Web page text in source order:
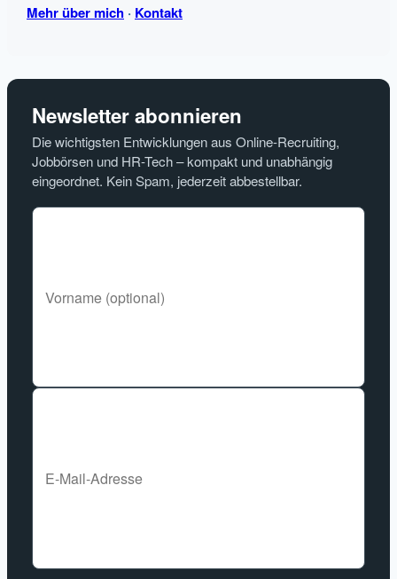
Mehr über mich · Kontakt
Newsletter abonnieren
Die wichtigsten Entwicklungen aus Online-Recruiting,
Jobbörsen und HR-Tech – kompakt und unabhängig
eingeordnet. Kein Spam, jederzeit abbestellbar.